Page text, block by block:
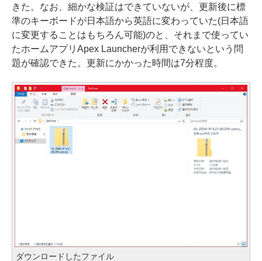
きた。なお、細かな検証はできていないが、更新後に標
準のキーボードが日本語から英語に変わっていた(日本語
に変更することはもちろん可能)のと、それまで使ってい
たホームアプリApex Launcherが利用できないという問
題が確認できた。更新にかかった時間は7分程度。
ダウンロードしたファイル